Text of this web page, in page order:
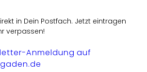
in Dein Postfach. Jetzt eintragen
verpassen!
Anmeldung auf